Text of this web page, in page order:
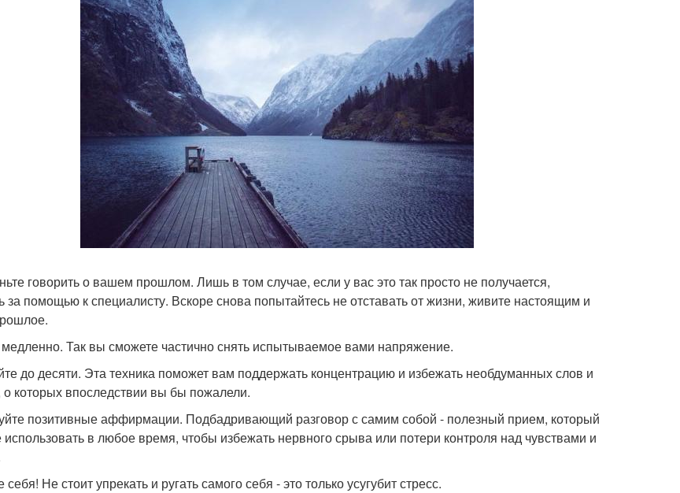
говорить о вашем прошлом. Лишь в том случае, если у вас это так просто не получается,
за помощью к специалисту. Вскоре снова попытайтесь не отставать от жизни, живите настоящим и
Так вы сможете частично снять испытываемое вами напряжение.
до десяти. Эта техника поможет вам поддержать концентрацию и избежать необдуманных слов и
о которых впоследствии вы бы пожалели.
позитивные аффирмации. Подбадривающий разговор с самим собой - полезный прием, который
в любое время, чтобы избежать нервного срыва или потери контроля над чувствами и
себя! Не стоит упрекать и ругать самого себя - это только усугубит стресс.